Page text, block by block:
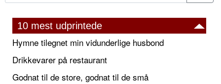
10 mest udprintede
Hymne tilegnet min vidunderlige husbond
Drikkevarer på restaurant
Godnat til de store, godnat til de små